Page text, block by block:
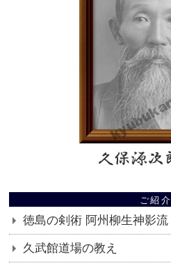
ご紹介
徳島の剣術 阿州柳生神影流
久武館道場の教え